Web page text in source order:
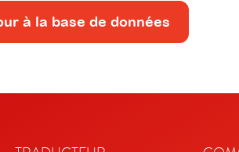
à la base de données